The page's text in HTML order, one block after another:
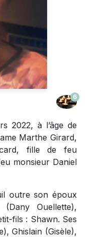
6
2022, à l’âge de
Marthe Girard,
fille de feu
monsieur Daniel
outre son époux
Ouellette),
fils : Shawn. Ses
Ghislain (Gisèle),